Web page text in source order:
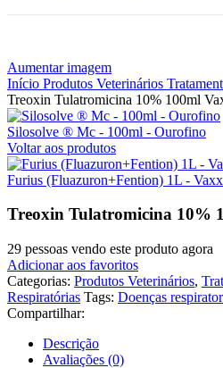
Aumentar imagem
Início Produtos Veterinários
Treoxin Tulatromicina 10% 100ml
Silosolve ® Mc - 100ml - Ourofino
Voltar aos produtos
Furius (Fluazuron+Fention) 1L -
Treoxin Tulatromicina 10%
29 pessoas vendo este produto agora
Adicionar aos favoritos
Categorias: Produtos Veterinários,
Respiratórias Tags: Doenças
Compartilhar:
Descrição
Avaliações (0)